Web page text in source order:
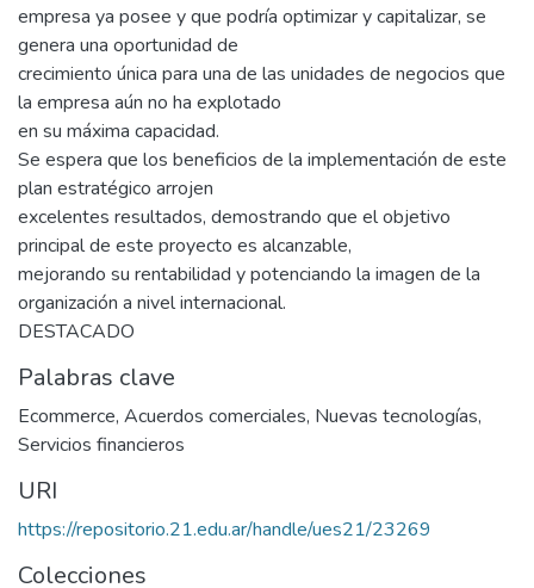
empresa ya posee y que podría optimizar y capitalizar, se
genera una oportunidad de
crecimiento única para una de las unidades de negocios que
la empresa aún no ha explotado
en su máxima capacidad.
Se espera que los beneficios de la implementación de este
plan estratégico arrojen
excelentes resultados, demostrando que el objetivo
principal de este proyecto es alcanzable,
mejorando su rentabilidad y potenciando la imagen de la
organización a nivel internacional.
DESTACADO
Palabras clave
Ecommerce, Acuerdos comerciales, Nuevas tecnologías,
Servicios financieros
URI
https://repositorio.21.edu.ar/handle/ues21/23269
Colecciones